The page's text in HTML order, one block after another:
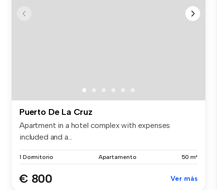
Puerto De La Cruz
Apartment in a hotel complex with expenses
included and a...
1 Dormitorio Apartamento 50 m²
€ 800 Ver más